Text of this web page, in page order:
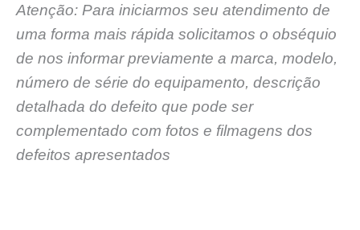
Atenção: Para iniciarmos seu atendimento de
uma forma mais rápida solicitamos o obséquio
de nos informar previamente a marca, modelo,
número de série do equipamento, descrição
detalhada do defeito que pode ser
complementado com fotos e filmagens dos
defeitos apresentados